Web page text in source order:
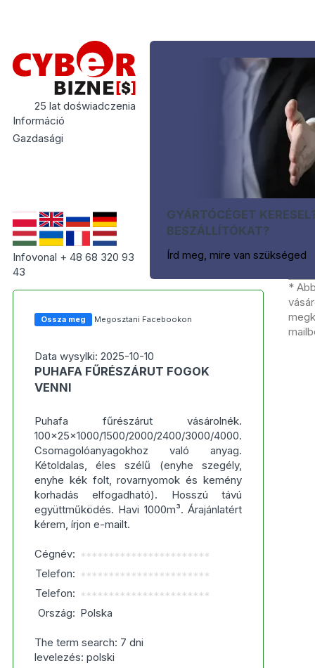
25 lat doświadczenia
Információ
Gazdasági
Infovonal + 48 68 320 93
43
GYÁRTÓCÉGET
BESZÁLLÍTÓKAT?
Írd meg, mire van szükséged
Ossza meg Megosztani Facebookon
Data wysylki: 2025-10-10
PUHAFA FŰRÉSZÁRUT FOGOK
VENNI
Puhafa fűrészárut vásárolnék.
100x25x1000/1500/2000/2400/3000/4000.
Csomagolóanyagokhoz való anyag.
Kétoldalas, éles szélű (enyhe szegély,
enyhe kék folt, rovarnyomok és kemény
korhadás elfogadható). Hosszú távú
együttműködés. Havi 1000m³. Árajánlatért
kérem, írjon e-mailt.
Cégnév: ***********************
Telefon: ***********************
Telefon: ***********************
Ország: Polska
The term search: 7 dni
levelezés: polski
*